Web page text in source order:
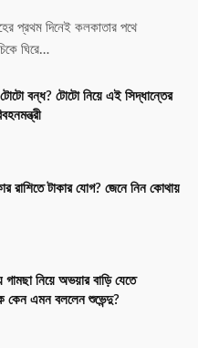
দিনেই কলকাতার পথে
ঘিরে…
বন্ধ? টোটো নিয়ে এই সিদ্ধান্তের
রাশিতে টাকার যোগ? জেনে নিন কোথায়
গামছা নিয়ে অভয়ার বাড়ি যেতে
কেন এমন বললেন শুভেন্দু?